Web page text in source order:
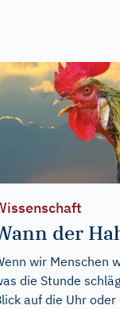
der
wir Menschen
die Stunde
auf die Uhr oder